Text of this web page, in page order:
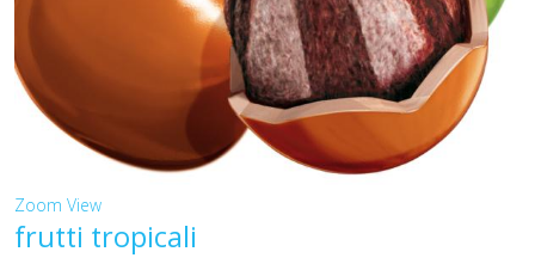
Zoom View
frutti tropicali